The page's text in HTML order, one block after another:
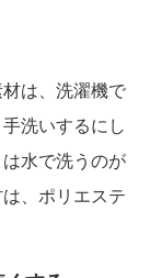
は、洗濯機で
洗いするにし
水で洗うのが
、ポリエステ